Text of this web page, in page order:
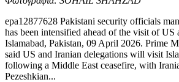
epa12877628 Pakistani security officials
has been intensified ahead of the visit of US
Islamabad, Pakistan, 09 April 2026. Prime
said US and Iranian delegations will visit
following a Middle East ceasefire, with
Pezeshkian...